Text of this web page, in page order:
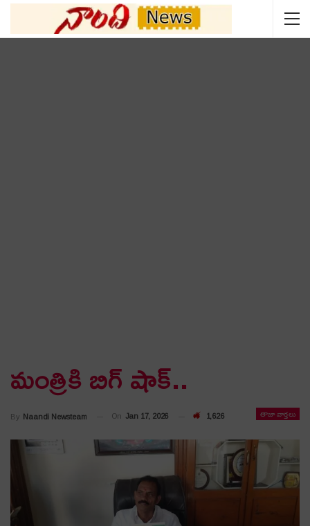
మంత్రికి బిగ్ షాక్..
తాజా వార్తలు
By Naandi Newsteam On Jan 17, 2026 1,626